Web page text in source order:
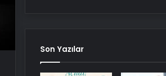
Son Yazılar